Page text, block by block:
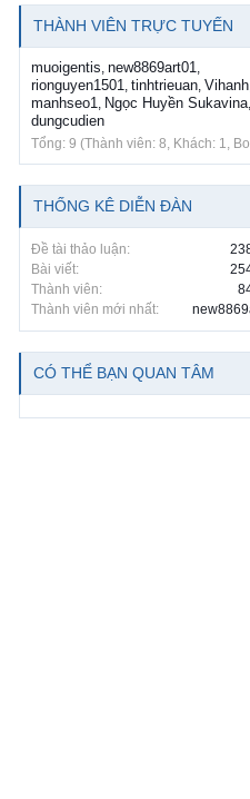
THÀNH VIÊN TRỰC TUYẾN
muoigentis, new8869art01,
rionguyen1501, tinhtrieuan, Vihanh
manhseo1, Ngọc Huyền Sukavina,
dungcudien
Tổng: 9 (Thành viên: 8, Khách: 1,
THỐNG KÊ DIỄN ĐÀN
Đề tài thảo luận:
Bài viết:
Thành viên:
Thành viên mới nhất:
CÓ THỂ BẠN QUAN TÂM